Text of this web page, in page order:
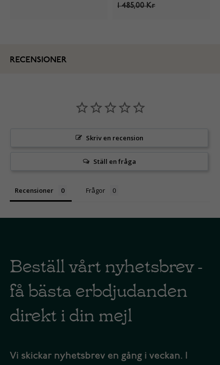
1 485,00 Kr
RECENSIONER
Skriv en recension
Ställ en fråga
Recensioner Frågor
Beställ vårt nyhetsbrev -
få bästa erbdjudanden
direkt i din mejl
Vi skickar nyhetsbrev en gång i veckan. I